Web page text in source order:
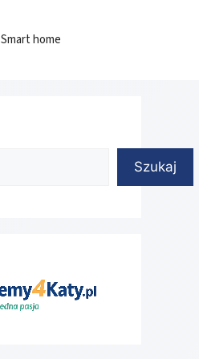
Smart home
Szukaj